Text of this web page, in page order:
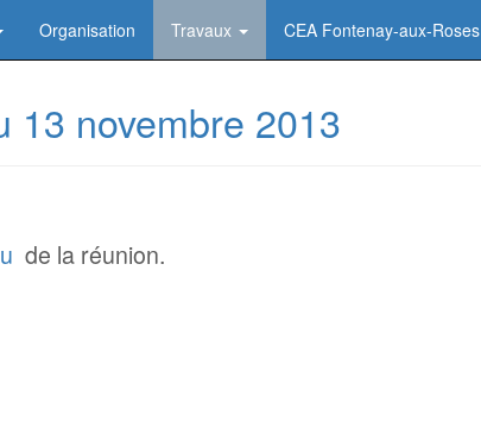
Organisation Travaux CEA Fontenay-aux-Roses
13 novembre 2013
de la réunion.